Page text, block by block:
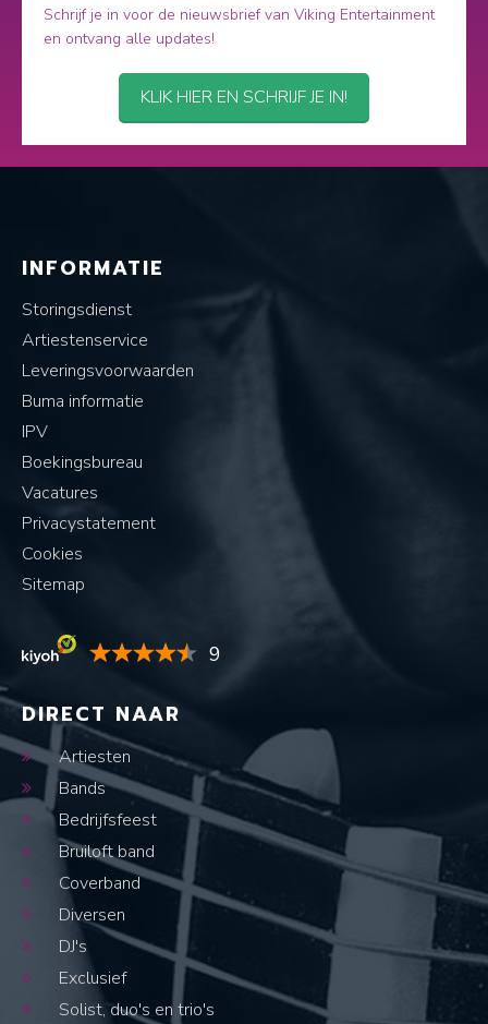
Schrijf je in voor de nieuwsbrief van Viking Entertainment
en ontvang alle updates!
KLIK HIER EN SCHRIJF JE IN!
INFORMATIE
Storingsdienst
Artiestenservice
Leveringsvoorwaarden
Buma informatie
IPV
Boekingsbureau
Vacatures
Privacystatement
Cookies
Sitemap
9
DIRECT NAAR
Artiesten
Bands
Bedrijfsfeest
Bruiloft band
Coverband
Diversen
DJ's
Exclusief
Solist, duo's en trio's